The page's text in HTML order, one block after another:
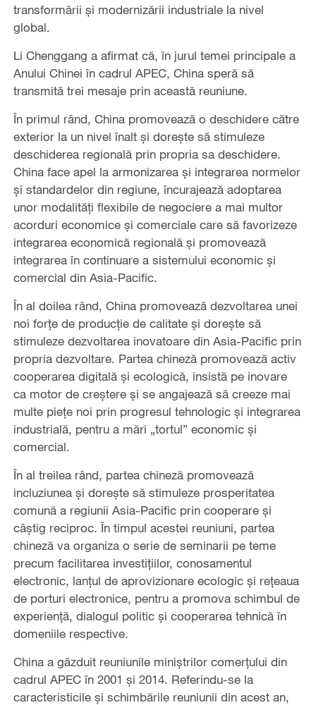
transformării și modernizării industriale la nivel
global.
Li Chenggang a afirmat că, în jurul temei principale a
Anului Chinei în cadrul APEC, China speră să
transmită trei mesaje prin această reuniune.
În primul rând, China promovează o deschidere către
exterior la un nivel înalt și dorește să stimuleze
deschiderea regională prin propria sa deschidere.
China face apel la armonizarea și integrarea normelor
și standardelor din regiune, încurajează adoptarea
unor modalități flexibile de negociere a mai multor
acorduri economice și comerciale care să favorizeze
integrarea economică regională și promovează
integrarea în continuare a sistemului economic și
comercial din Asia-Pacific.
În al doilea rând, China promovează dezvoltarea unei
noi forțe de producție de calitate și dorește să
stimuleze dezvoltarea inovatoare din Asia-Pacific prin
propria dezvoltare. Partea chineză promovează activ
cooperarea digitală și ecologică, insistă pe inovare
ca motor de creștere și se angajează să creeze mai
multe piețe noi prin progresul tehnologic și integrarea
industrială, pentru a mări „tortul” economic și
comercial.
În al treilea rând, partea chineză promovează
incluziunea și dorește să stimuleze prosperitatea
comună a regiunii Asia-Pacific prin cooperare și
câștig reciproc. În timpul acestei reuniuni, partea
chineză va organiza o serie de seminarii pe teme
precum facilitarea investițiilor, conosamentul
electronic, lanțul de aprovizionare ecologic și rețeaua
de porturi electronice, pentru a promova schimbul de
experiență, dialogul politic și cooperarea tehnică în
domeniile respective.
China a găzduit reuniunile miniștrilor comerțului din
cadrul APEC în 2001 și 2014. Referindu-se la
caracteristicile și schimbările reuniunii din acest an,